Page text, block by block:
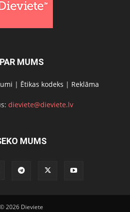
PAR MUMS
| Ētikas kodeks | Reklāma
dieviete@dieviete.lv
MUMS
© 2026 Dieviete